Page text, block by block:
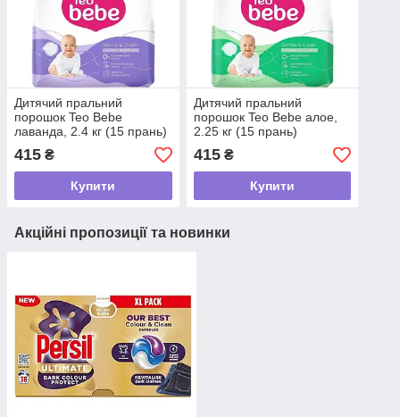
Дитячий пральний
порошок Teo Bebe
лаванда, 2.4 кг (15 прань)
415 ₴
Купити
Дитячий пральний
порошок Teo Bebe алое,
2.25 кг (15 прань)
415₴
Купити
Акційні пропозиції та новинки